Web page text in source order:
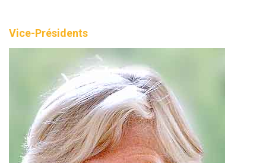
Vice-Présidents